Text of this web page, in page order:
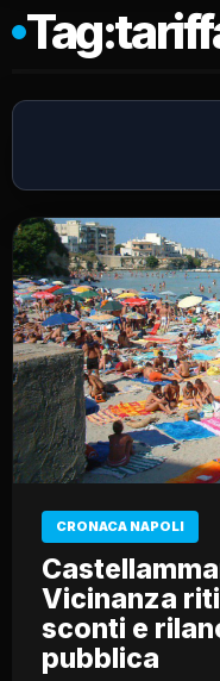
Tag:
CRONACA NAPOLI
Vicinanza
sconti e
pubblica